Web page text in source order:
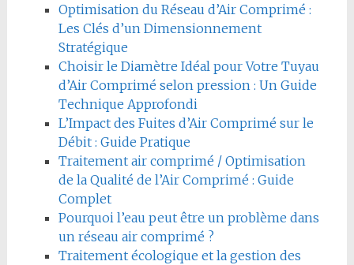
Optimisation du Réseau d’Air Comprimé :
Les Clés d’un Dimensionnement
Stratégique
Choisir le Diamètre Idéal pour Votre Tuyau
d’Air Comprimé selon pression : Un Guide
Technique Approfondi
L’Impact des Fuites d’Air Comprimé sur le
Débit : Guide Pratique
Traitement air comprimé / Optimisation
de la Qualité de l’Air Comprimé : Guide
Complet
Pourquoi l’eau peut être un problème dans
un réseau air comprimé ?
Traitement écologique et la gestion des